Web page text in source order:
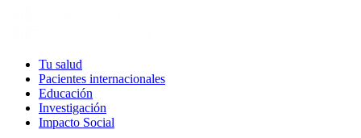
Tu salud
Pacientes internacionales
Educación
Investigación
Impacto Social